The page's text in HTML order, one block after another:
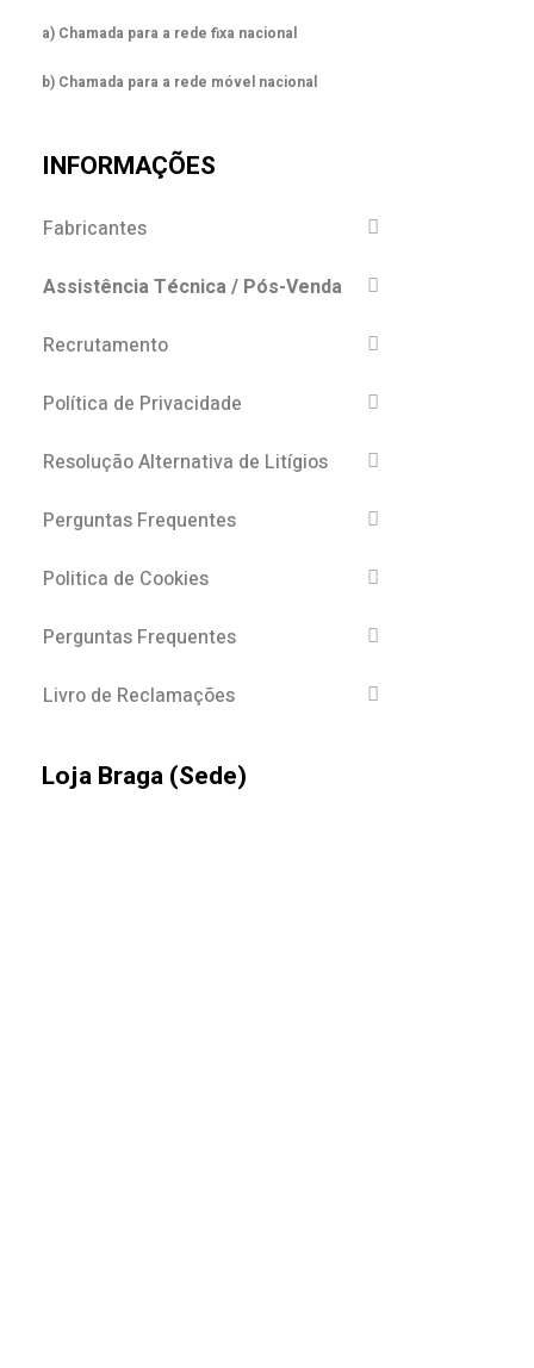
a) Chamada para a rede fixa nacional
b) Chamada para a rede móvel nacional
INFORMAÇÕES
Fabricantes
Assistência Técnica / Pós-Venda
Recrutamento
Política de Privacidade
Resolução Alternativa de Litígios
Perguntas Frequentes
Politica de Cookies
Perguntas Frequentes
Livro de Reclamações
Loja Braga (Sede)